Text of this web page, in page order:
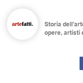
Storia
opere, artisti